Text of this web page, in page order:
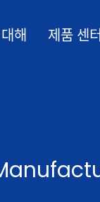
해 제품 센터